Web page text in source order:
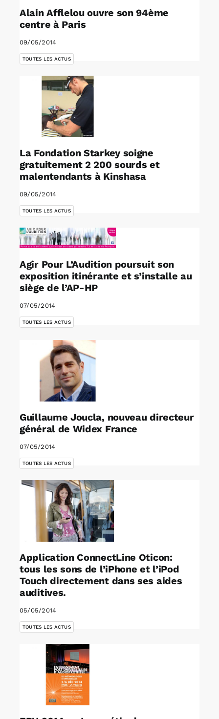
Alain Afflelou ouvre son 94ème
centre à Paris
09/05/2014
TOUTES LES ACTUS
La Fondation Starkey soigne
gratuitement 2 200 sourds et
malentendants à Kinshasa
09/05/2014
TOUTES LES ACTUS
Agir Pour L’Audition poursuit son
exposition itinérante et s’installe au
siège de l’AP-HP
07/05/2014
TOUTES LES ACTUS
Guillaume Joucla, nouveau directeur
général de Widex France
07/05/2014
TOUTES LES ACTUS
Application ConnectLine Oticon:
tous les sons de l’iPhone et l’iPod
Touch directement dans ses aides
auditives.
05/05/2014
TOUTES LES ACTUS